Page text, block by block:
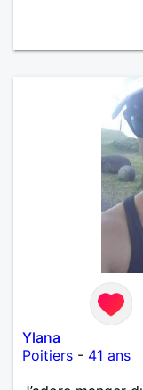
Ylana
Poitiers - 41 ans